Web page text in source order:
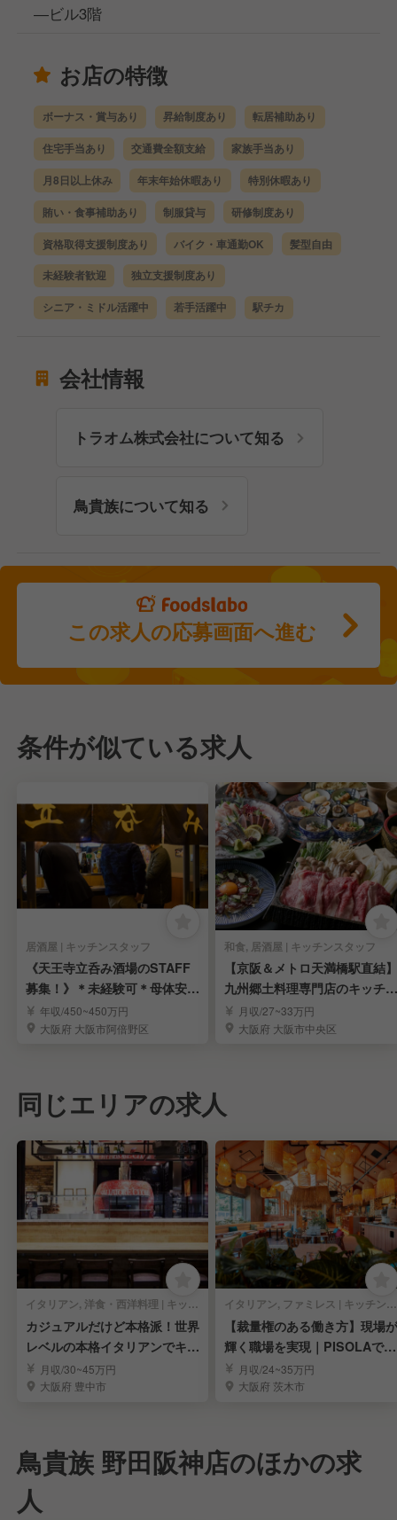
―ビル3階
お店の特徴
ボーナス・賞与あり 昇給制度あり 転居補助あり
住宅手当あり 交通費全額支給 家族手当あり
月8日以上休み 年末年始休暇あり 特別休暇あり
賄い・食事補助あり 制服貸与 研修制度あり
資格取得支援制度あり バイク・車通勤OK 髪型自由
未経験者歓迎 独立支援制度あり
シニア・ミドル活躍中 若手活躍中 駅チカ
会社情報
トラオム株式会社について知る
鳥貴族について知る
この求人の応募画面へ進む
条件が似ている求人
居酒屋 | キッチンスタッフ
《天王寺立呑み酒場のSTAFF
募集！》＊未経験可＊母体安定
＊月8〜9日休み
年収/450~450万円
大阪府 大阪市阿倍野区
和食, 居酒屋 | キッチンスタッフ
【京阪＆メトロ天満橋駅直結】
九州郷土料理専門店のキッチン
スタッフ《月9休》
月収/27~33万円
大阪府 大阪市中央区
同じエリアの求人
イタリアン, 洋食・西洋料理 | キッチンスタッフ
カジュアルだけど本格派！世界
レベルの本格イタリアンでキッ
チンスタッフ募集！
月収/30~45万円
大阪府 豊中市
イタリアン, ファミレス | キッチンスタッフ
【裁量権のある働き方】現場が
輝く職場を実現｜PISOLAで料
理長候補募集
月収/24~35万円
大阪府 茨木市
鳥貴族 野田阪神店のほかの求
人